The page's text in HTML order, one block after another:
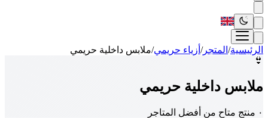
الرئيسية/ المتجر/ أزياء حريمي/ملابس داخلية حريمي
👙
ملابس داخلية حريمي
٠ منتج متاح من أفضل المتاجر